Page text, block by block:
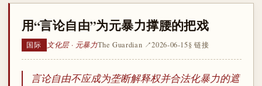
用“言论自由”为元暴力撑腰的把戏
国际 文化层 · 元暴力The Guardian ↗2026-06-15§ 链接
言论自由不应成为垄断解释权并合法化暴力的遮